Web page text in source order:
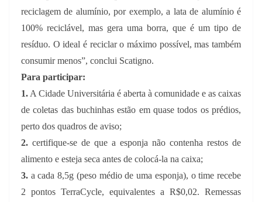
reciclagem de alumínio, por exemplo, a lata de alumínio é
100% reciclável, mas gera uma borra, que é um tipo de
resíduo. O ideal é reciclar o máximo possível, mas também
consumir menos”, conclui Scatigno.
Para participar:
1. A Cidade Universitária é aberta à comunidade e as caixas
de coletas das buchinhas estão em quase todos os prédios,
perto dos quadros de aviso;
2. certifique-se de que a esponja não contenha restos de
alimento e esteja seca antes de colocá-la na caixa;
3. a cada 8,5g (peso médio de uma esponja), o time recebe
2 pontos TerraCycle, equivalentes a R$0,02. Remessas